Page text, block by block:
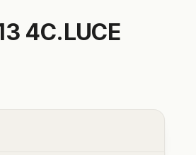
4C.LUCE